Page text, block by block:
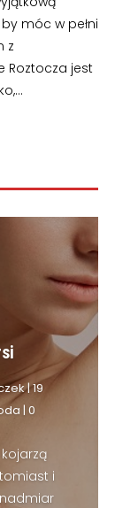
móc w pełni
z
Roztocza jest
|19
| 0
i